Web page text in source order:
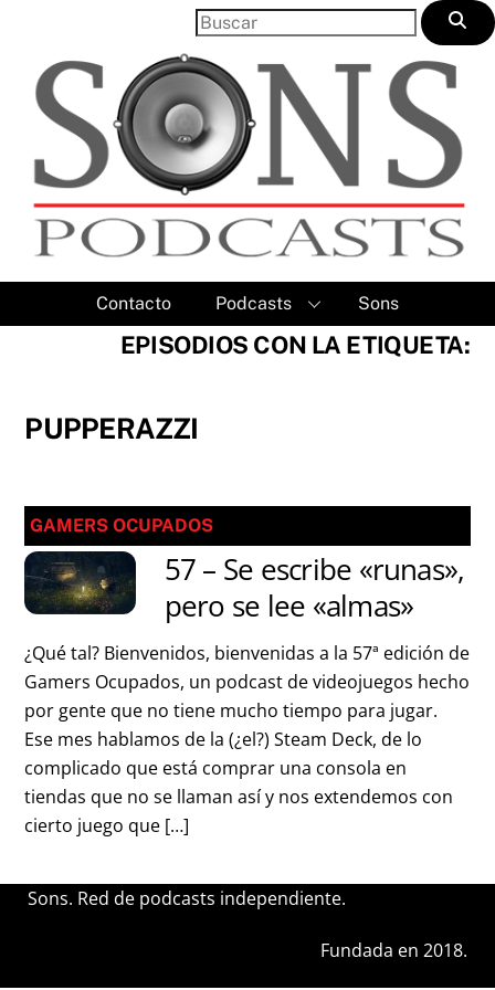
content
Contacto Podcasts Sons
EPISODIOS CON LA ETIQUETA:
PUPPERAZZI
GAMERS OCUPADOS
57 – Se escribe «runas»,
pero se lee «almas»
¿Qué tal? Bienvenidos, bienvenidas a la 57ª edición de
Gamers Ocupados, un podcast de videojuegos hecho
por gente que no tiene mucho tiempo para jugar.
Ese mes hablamos de la (¿el?) Steam Deck, de lo
complicado que está comprar una consola en
tiendas que no se llaman así y nos extendemos con
cierto juego que […]
Sons. Red de podcasts independiente.
Fundada en 2018.